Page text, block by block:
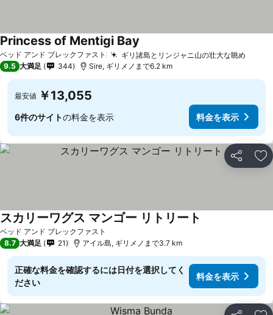
ベッド アンド ブレックファスト ギリ諸島とリンジャニ山の壮大な眺め
Princess of Mentigi Bay
9.5 大満足 344 Sire, ギリメノまで6.2 km
最安値 ￥13,055
6件のサイトの料金を表示 料金を表示
シェア お
ベッド アンド ブレックファスト
スカリーワグス マンゴー リトリート
8.7 大満足 21 アイル島, ギリメノまで3.7 km
正確な料金を確認するには日付を選択してく
ださい
料金を表示